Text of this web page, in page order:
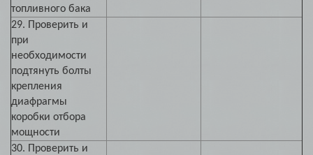
топливного бака
29. Проверить и
при
необходимости
подтянуть болты
крепления
диафрагмы
коробки отбора
мощности
30. Проверить и